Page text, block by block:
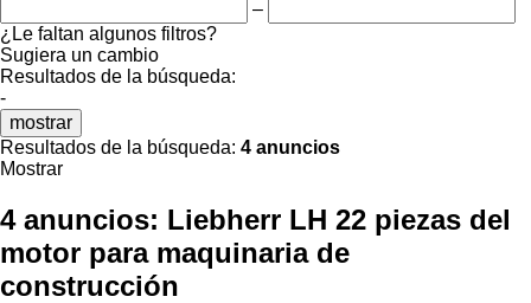
–
¿Le faltan algunos filtros?
Sugiera un cambio
Resultados de la búsqueda:
-
mostrar
Resultados de la búsqueda: 4 anuncios
Mostrar
4 anuncios: Liebherr LH 22 piezas del
motor para maquinaria de
construcción